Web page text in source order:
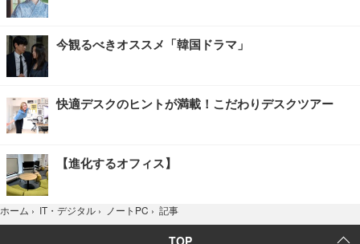
今観るべきオススメ「韓国ドラマ」
快適デスクのヒントが満載！こだわりデスクツアー
【進化するオフィス】
ホーム › IT・デジタル › ノートPC › 記事
TOP